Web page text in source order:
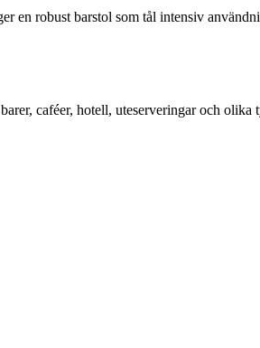
en robust barstol som tål intensiv
caféer, hotell, uteserveringar och olika